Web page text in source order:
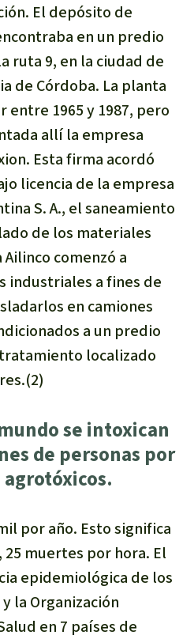
Industriales
Para niñas y niños
y Defensores
El depósito de
en un predio
ruta 9, en la ciudad de
de Córdoba. La planta
entre 1965 y 1987, pero
allí la empresa
Esta firma acordó
licencia de la empresa
S. A., el saneamiento
de los materiales
comenzó a
industriales a fines de
en camiones
a un predio
localizado
se intoxican
de personas por
agrotóxicos.
por año. Esto significa
muertes por hora. El
epidemiológica de los
la Organización
en 7 países de